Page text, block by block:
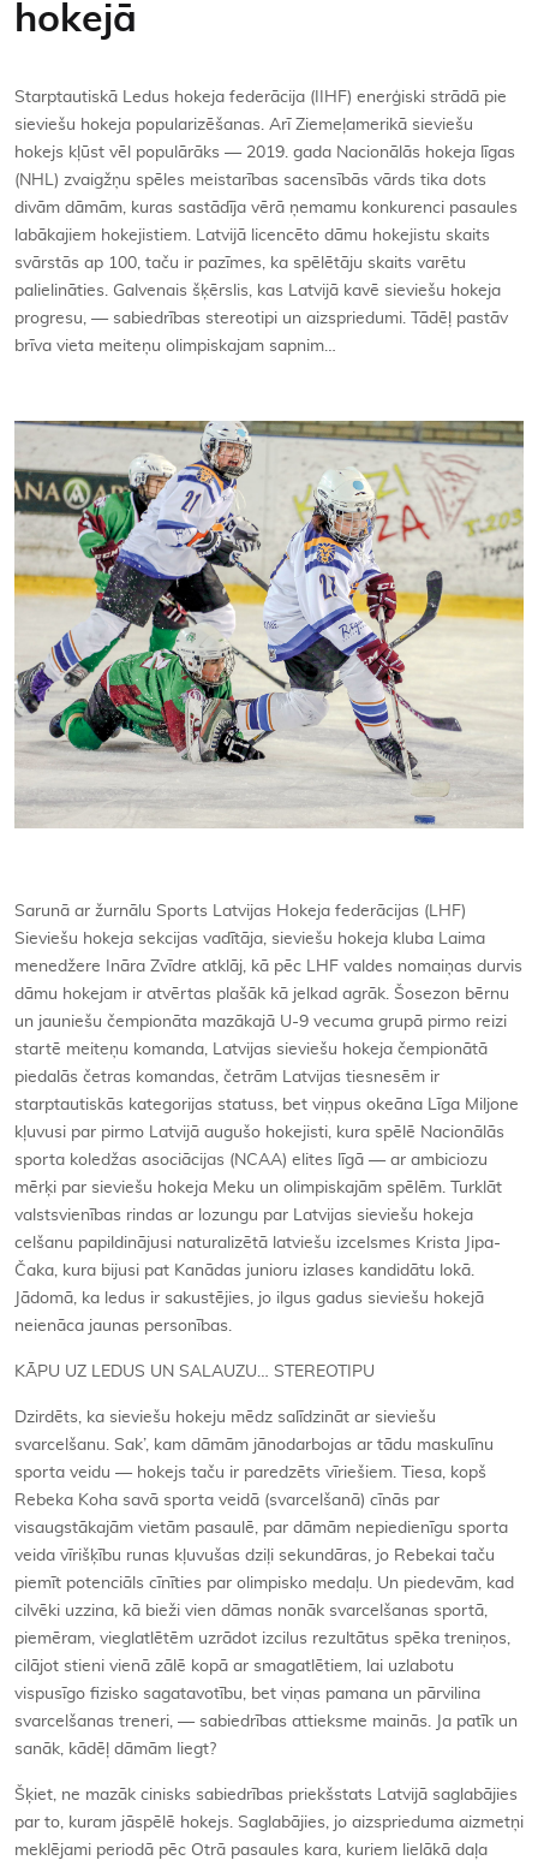
hokejā
Starptautiskā Ledus hokeja federācija (IIHF) enerģiski strādā pie
sieviešu hokeja popularizēšanas. Arī Ziemeļamerikā sieviešu
hokejs kļūst vēl populārāks — 2019. gada Nacionālās hokeja līgas
(NHL) zvaigžņu spēles meistarības sacensībās vārds tika dots
divām dāmām, kuras sastādīja vērā ņemamu konkurenci pasaules
labākajiem hokejistiem. Latvijā licencēto dāmu hokejistu skaits
svārstās ap 100, taču ir pazīmes, ka spēlētāju skaits varētu
palielināties. Galvenais šķērslis, kas Latvijā kavē sieviešu hokeja
progresu, — sabiedrības stereotipi un aizspriedumi. Tādēļ pastāv
brīva vieta meiteņu olimpiskajam sapnim…
Sarunā ar žurnālu Sports Latvijas Hokeja federācijas (LHF)
Sieviešu hokeja sekcijas vadītāja, sieviešu hokeja kluba Laima
menedžere Ināra Zvīdre atklāj, kā pēc LHF valdes nomaiņas durvis
dāmu hokejam ir atvērtas plašāk kā jelkad agrāk. Šosezon bērnu
un jauniešu čempionāta mazākajā U-9 vecuma grupā pirmo reizi
startē meiteņu komanda, Latvijas sieviešu hokeja čempionātā
piedalās četras komandas, četrām Latvijas tiesnesēm ir
starptautiskās kategorijas statuss, bet viņpus okeāna Līga Miljone
kļuvusi par pirmo Latvijā augušo hokejisti, kura spēlē Nacionālās
sporta koledžas asociācijas (NCAA) elites līgā — ar ambiciozu
mērķi par sieviešu hokeja Meku un olimpiskajām spēlēm. Turklāt
valstsvienības rindas ar lozungu par Latvijas sieviešu hokeja
celšanu papildinājusi naturalizētā latviešu izcelsmes Krista Jipa-
Čaka, kura bijusi pat Kanādas junioru izlases kandidātu lokā.
Jādomā, ka ledus ir sakustējies, jo ilgus gadus sieviešu hokejā
neienāca jaunas personības.
KĀPU UZ LEDUS UN SALAUZU… STEREOTIPU
Dzirdēts, ka sieviešu hokeju mēdz salīdzināt ar sieviešu
svarcelšanu. Sak’, kam dāmām jānodarbojas ar tādu maskulīnu
sporta veidu — hokejs taču ir paredzēts vīriešiem. Tiesa, kopš
Rebeka Koha savā sporta veidā (svarcelšanā) cīnās par
visaugstākajām vietām pasaulē, par dāmām nepiedienīgu sporta
veida vīrišķību runas kļuvušas dziļi sekundāras, jo Rebekai taču
piemīt potenciāls cīnīties par olimpisko medaļu. Un piedevām, kad
cilvēki uzzina, kā bieži vien dāmas nonāk svarcelšanas sportā,
piemēram, vieglatlētēm uzrādot izcilus rezultātus spēka treniņos,
cilājot stieni vienā zālē kopā ar smagatlētiem, lai uzlabotu
vispusīgo fizisko sagatavotību, bet viņas pamana un pārvilina
svarcelšanas treneri, — sabiedrības attieksme mainās. Ja patīk un
sanāk, kādēļ dāmām liegt?
Šķiet, ne mazāk cinisks sabiedrības priekšstats Latvijā saglabājies
par to, kuram jāspēlē hokejs. Saglabājies, jo aizsprieduma aizmetņi
meklējami periodā pēc Otrā pasaules kara, kuriem lielākā daļa